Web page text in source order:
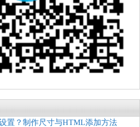
置？制作尺寸与HTML添加方法